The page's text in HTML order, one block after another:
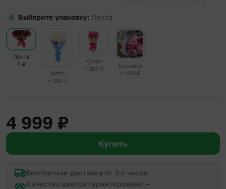
Выберите упаковку Лента
Лента
0 ₽
Фетр
+ 299 ₽
Крафт
+ 399 ₽
Корейка
+ 499 ₽
4 999 ₽
Купить
Бесплатная доставка от 3-х часов
Качество цветов гарантировано —